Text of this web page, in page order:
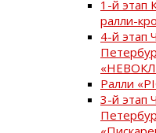
1-й этап
ралли-
4-й этап
Ралли
3-й этап